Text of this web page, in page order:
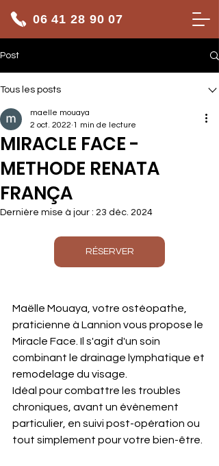
06 41 28 90 07
Post
Tous les posts
MIRACLE FACE -
METHODE RENATA
FRANÇA
maelle mouaya
2 oct. 2022 1 min de lecture
Dernière mise à jour : 23 déc. 2024
RÉSERVER
Maëlle Mouaya, votre ostéopathe,
praticienne à Lannion vous propose le
Miracle Face. Il s'agit d'un soin
combinant le drainage lymphatique et
remodelage du visage.
Idéal pour combattre les troubles
chroniques, avant un évènement
particulier, en suivi post-opération ou
tout simplement pour votre bien-être.